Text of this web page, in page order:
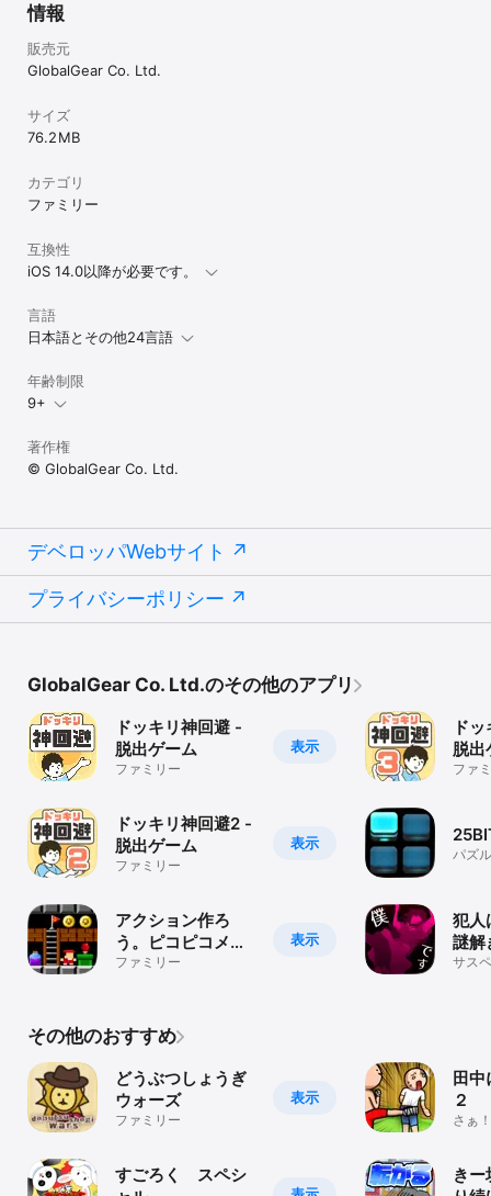
情報
販売元
GlobalGear Co. Ltd.
サイズ
76.2 MB
カテゴリ
ファミリー
互換性
iOS 14.0以降が必要です。
言語
日本語とその他24言語
年齢制限
9+
著作権
© GlobalGear Co. Ltd.
デベロッパWebサイト
プライバシーポリシー
GlobalGear Co. Ltd.のその他のアプリ
表示
ドッキリ神回避 -
脱出ゲーム
ファミリー
表示
ドッキリ神回避2 -
脱出ゲーム
ファミリー
表示
アクション作ろ
う。ピコピコメー
カーEX
ファミリー
ド
脱出
ファ
パズル
犯人
謎解
ルゲ
サス
その他のおすすめ
表示
どうぶつしょうぎ
ウォーズ
ファミリー
すごろく スペシ
田中
２
さぁ
き